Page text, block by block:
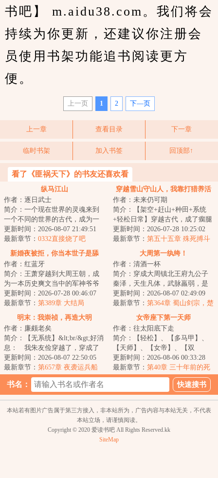
书吧】 m.aidu38.com。我们将会
持续为你更新，还建议你注册会
员使用书架功能追书阅读更方
便。
上一页 1 2 下—页
上一章 查看目录 下一章
临时书架 加入书签 回顶部↑
看了《匪祸天下》的书友还喜欢看
纵马江山
作者：逐日武士
简介：一个现在世界的灵魂来到
一个不同的世界的古代，成为一
个被寄养在寺庙的小王子。当他
向平安度过此生...
更新时间：2026-08-07 21:49:51
最新章节： 0332直接烧了吧
穿越雪山守山人，我靠打猎养活
傻媳妇
作者：未来仍可期
简介：【架空+赶山+种田+系统
+轻松日常】穿越古代，成了瘸腿
守村人。吃百家饭长大的刘炎，
至今家里一穷二...
更新时间：2026-07-28 10:25:02
最新章节： 第五十五章 殊死搏斗
新婚夜被拒，你当本世子是舔
作者：红蓝牙
简介：王萧穿越到大周王朝，成
为一本历史爽文当中的军神爷爷
的留京质子。&lt;br/&gt;留京二十
年，朝廷百...
更新时间：2026-07-28 00:46:07
最新章节： 第389章 大结局
大周第一纨绔！
作者：清酒一杯
简介：穿成大周镇北王府九公子
秦泽，天生凡体，武脉羸弱，是
皇城人人不齿的混世魔王！
&lt;br/&gt;父兄遭...
更新时间：2026-08-07 02:49:09
最新章节： 第364章 蜀山剑宗，楚
明末：我崇祯，再造大明
作者：廉颇老矣
简介：【无系统】&lt;br/&gt;好消
息： 我朱友俭穿越了，穿成了
大明崇祯帝朱由检。&lt;br/&gt;坏
消息：今...
更新时间：2026-08-07 22:50:05
最新章节： 第657章 夜袭运兵船
女帝座下第一天师
作者：往太阳底下走
简介：【轻松】、【多马甲】、
【天师】、【女帝】、【双
强】、&lt;br/&gt;【权谋】
&lt;br/&gt;世人问我前...
更新时间：2026-08-06 00:33:28
最新章节： 第40章 三十年前的死
人，竟给活人下毒？
书名：
本站若有图片广告属于第三方接入，非本站所为，广告内容与本站无关，不代表
本站立场，请谨慎阅读。
Copyright © 2020 爱读书吧 All Rights Reserved.kk
SiteMap